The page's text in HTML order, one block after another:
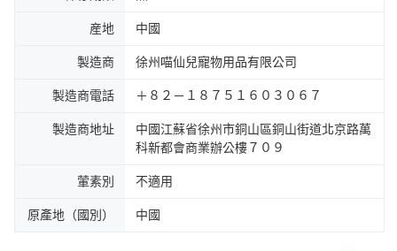
産地 中國
製造商 徐州喵仙兒寵物用品有限公司
製造商電話 ＋８２－１８７５１６０３０６７
製造商地址
中國江蘇省徐州市銅山區銅山街道北京路萬
科新都會商業辦公樓７０９
葷素別 不適用
原產地（國別） 中國